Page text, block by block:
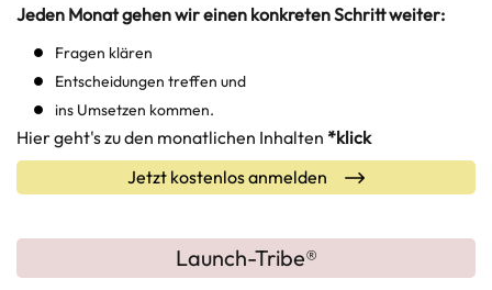
Jeden Monat gehen wir einen konkreten Schritt weiter:
Fragen klären
Entscheidungen treffen und
ins Umsetzen kommen.
Hier geht's zu den monatlichen Inhalten *klick
Jetzt kostenlos anmelden
Launch-Tribe®